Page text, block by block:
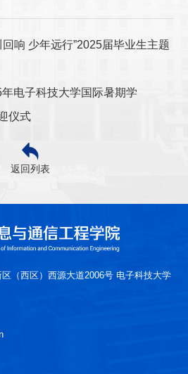
回响 少年远行”2025届毕业生主题
电子科技大学国际暑期学
仪式
返回列表
（西区）西源大道2006号 电子科技大学